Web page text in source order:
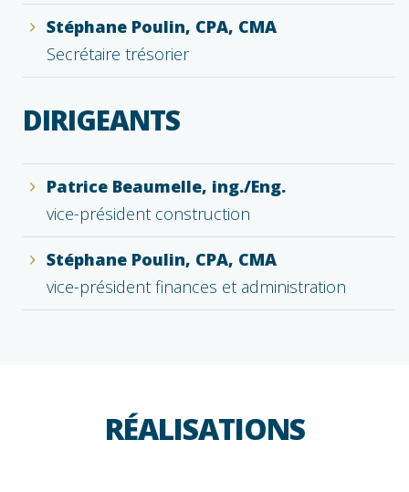
Stéphane Poulin, CPA, CMA
Secrétaire trésorier
DIRIGEANTS
Patrice Beaumelle, ing./Eng.
vice-président construction
Stéphane Poulin, CPA, CMA
vice-président finances et administration
RÉALISATIONS